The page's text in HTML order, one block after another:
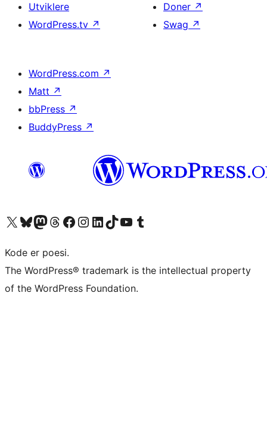
Utviklere
WordPress.tv ↗
Doner ↗
Swag ↗
WordPress.com ↗
Matt ↗
bbPress ↗
BuddyPress ↗
Besøk vår konto på X Visit our Bluesky account
Besøk vår Mastodon-konto
Visit our Threads account
Besøk vår Facebook-sideBesøk vår Instagram-konto
Besøk vår LinkedIn-konto
Visit our TikTok account
Visit our YouTube channel
Visit our Tumblr account
Kode er poesi.
The WordPress® trademark is the intellectual property
of the WordPress Foundation.